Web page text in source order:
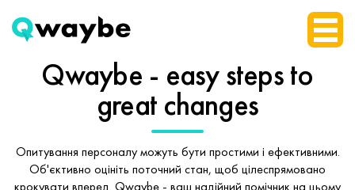
Qwaybe - easy stepsto
great changes
Опитування персоналу можуть бути простими і ефективними.
Об'єктивно оцініть поточний стан, щоб цілеспрямовано
крокувати вперед. Qwaybe - ваш надійний помічник на цьому